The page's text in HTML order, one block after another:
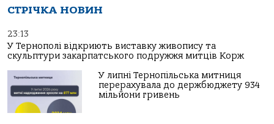
СТРІЧКА НОВИН
23:13
У Тернополі відкриють виставку живопису та
скульптури закарпатського подружжя митців Корж
У липні Тернопільська митниця
перерахувала до держбюджету 934
мільйони гривень